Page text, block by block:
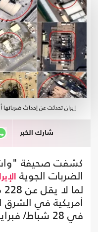
إيران تحدثت عن إحداث ضرباتها
شارك الخبر
كشفت صحيفة
الضربات الجوية
أمريكية في الشرق
في 28 شباط/ فبراير الماضي.